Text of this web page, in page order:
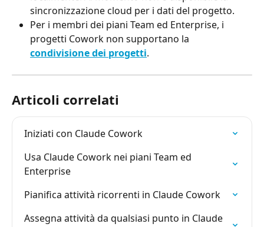
sincronizzazione cloud per i dati del progetto.
Per i membri dei piani Team ed Enterprise, i
progetti Cowork non supportano la
condivisione dei progetti.
Articoli correlati
Iniziati con Claude Cowork
Usa Claude Cowork nei piani Team ed
Enterprise
Pianifica attività ricorrenti in Claude Cowork
Assegna attività da qualsiasi punto in Claude